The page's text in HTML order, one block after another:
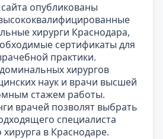
опубликованы
хирурги Краснодара,
сертификаты для
практики.
хирургов
наук и врачи высшей
стажем работы.
врачей позволят выбрать
специалиста
в Краснодаре.